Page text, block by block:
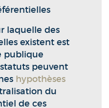
laquelle des
existent est
publique
statuts peuvent
hypothèses
du
de ces